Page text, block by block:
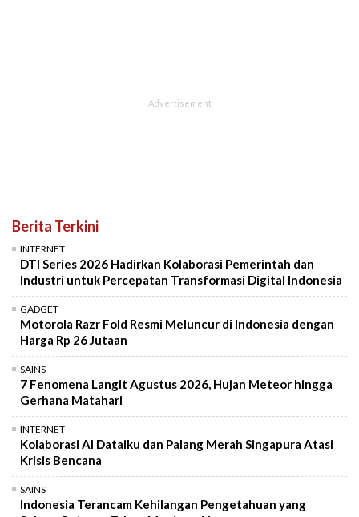
Berita Terkini
INTERNET
DTI Series 2026 Hadirkan Kolaborasi Pemerintah dan
Industri untuk Percepatan Transformasi Digital Indonesia
GADGET
Motorola Razr Fold Resmi Meluncur di Indonesia dengan
Harga Rp 26 Jutaan
SAINS
7 Fenomena Langit Agustus 2026, Hujan Meteor hingga
Gerhana Matahari
INTERNET
Kolaborasi AI Dataiku dan Palang Merah Singapura Atasi
Krisis Bencana
SAINS
Indonesia Terancam Kehilangan Pengetahuan yang